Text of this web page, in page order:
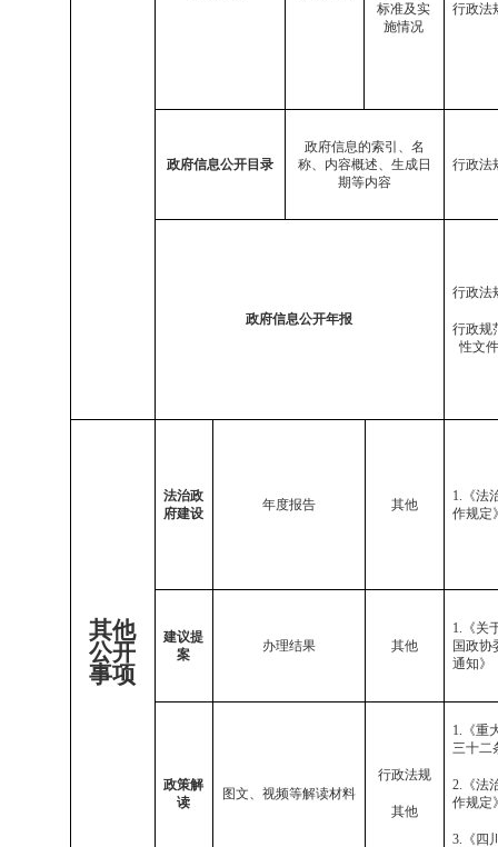
标准及实
施情况
行政法
政府信息公开目录
政府信息的索引、名
称、内容概述、生成日
期等内容
行政法
政府信息公开年报
行政法
行政规
性文
其他
公开
事项
法治政
府建设
年度报告 其他
1. 《
作规定
建议提
案
办理结果 其他
1. 《
国政协
通知》
政策解
读
图文、视频等解读材料
行政法规
其他
1. 《
三十二
2. 《
作规定
3. 《